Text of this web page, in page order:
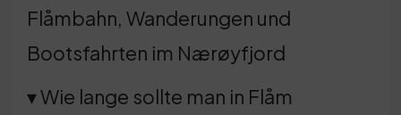
Flåmbahn, Wanderungen und
Bootsfahrten im Nærøyfjord
▾ Wie lange sollte man in Flåm